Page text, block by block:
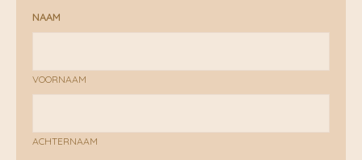
NAAM
VOORNAAM
ACHTERNAAM